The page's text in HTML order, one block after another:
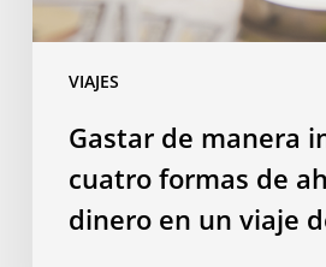
VIAJES
idiomasGastar de manera
cuatro formas de
dinero en un viaje